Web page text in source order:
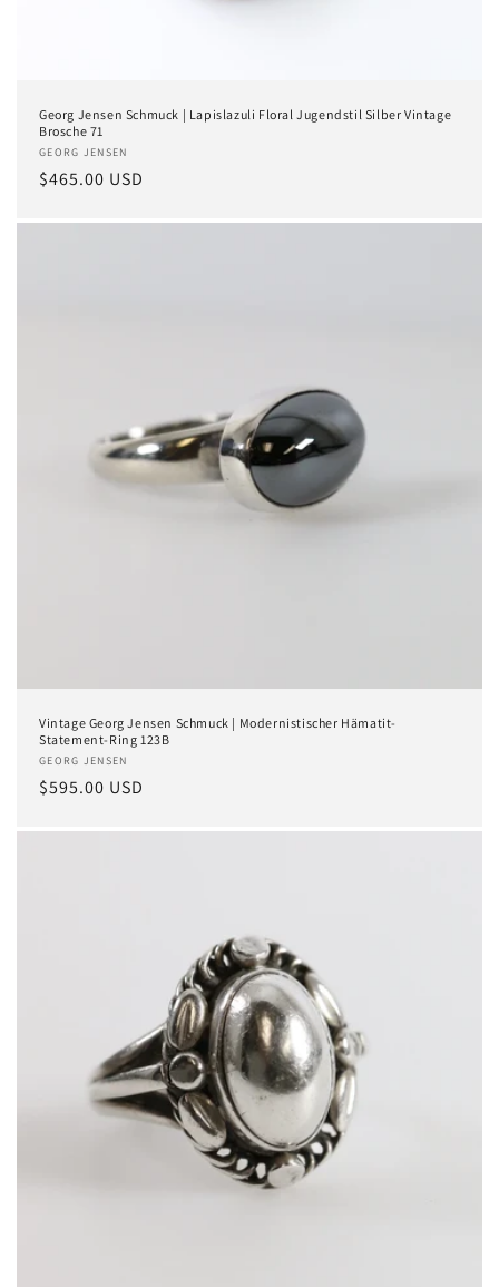
Georg Jensen Schmuck | Lapislazuli Floral Jugendstil Silber Vintage
Brosche 71
Anbieter:
GEORG JENSEN
Normaler
$465.00 USD
Vintage Georg Jensen Schmuck | Modernistischer Hämatit-
Statement-Ring 123B
Anbieter:
GEORG JENSEN
Normaler
$595.00 USD